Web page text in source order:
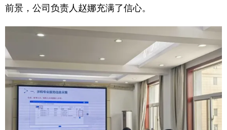
前景，公司负责人赵娜充满了信心。